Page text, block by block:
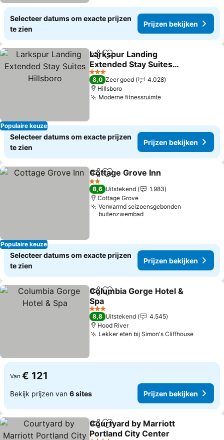
Selecteer datums om exacte prijzen
te zien
Prijzen bekijken
Populaire keuze
DelenToevoegen aan favorieten
Larkspur Landing
Extended Stay Suites
Hillsboro
3 Sterren
8,0 Zeer goed
4.028
Hillsboro
Moderne fitnessruimte
Selecteer datums om exacte prijzen
te zien
Prijzen bekijken
Populaire keuze
DelenToevoegen aan favorieten
Cottage Grove Inn
2 Sterren
8,6 Uitstekend
1.983
Cottage Grove
Verwarmd seizoensgebonden
buitenzwembad
Selecteer datums om exacte prijzen
te zien
Prijzen bekijken
DelenToevoegen aan favorieten
Columbia Gorge Hotel &
Spa
3 Sterren
8,8 Uitstekend
4.545
Hood River
Lekker eten bij Simon's Cliffhouse
Van € 121
Bekijk prijzen van 6 sites Prijzen bekijken
DelenToevoegen aan favorieten
Courtyard by Marriott
Portland City Center